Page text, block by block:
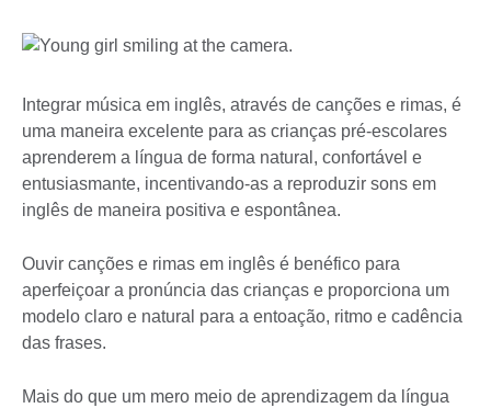
Integrar música em inglês, através de canções e rimas, é
uma maneira excelente para as crianças pré-escolares
aprenderem a língua de forma natural, confortável e
entusiasmante, incentivando-as a reproduzir sons em
inglês de maneira positiva e espontânea.
Ouvir canções e rimas em inglês é benéfico para
aperfeiçoar a pronúncia das crianças e proporciona um
modelo claro e natural para a entoação, ritmo e cadência
das frases.
Mais do que um mero meio de aprendizagem da língua